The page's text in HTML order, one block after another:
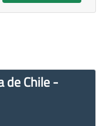
de Chile -